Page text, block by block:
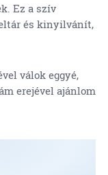
Ez a szív
és kinyilvánít,
válok eggyé,
erejével ajánlom